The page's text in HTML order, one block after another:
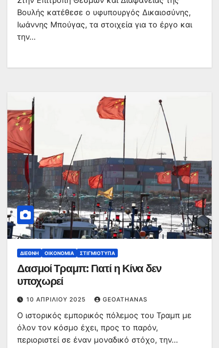
Βουλής κατέθεσε ο υφυπουργός Δικαιοσύνης,
Ιωάννης Μπούγας, τα στοιχεία για το έργο και
την…
ΔΙΕΘΝΉ ΟΙΚΟΝΟΜΊΑ ΣΤΙΓΜΙΌΤΥΠΑ
Δασμοί Τραμπ: Γιατί η Κίνα δεν
υποχωρεί
10 ΑΠΡΙΛΊΟΥ 2025 GEOATHANAS
Ο ιστορικός εμπορικός πόλεμος του Τραμπ με
όλον τον κόσμο έχει, προς το παρόν,
περιοριστεί σε έναν μοναδικό στόχο, την…